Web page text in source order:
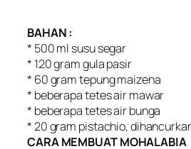
BAHAN :
* 500 ml susu segar
* 120 gram gula pasir
* 60 gram tepung maizena
* beberapa tetes air mawar
* beberapa tetes air bunga
* 20 gram pistachio,
CARA MEMBUAT MOHALABIA